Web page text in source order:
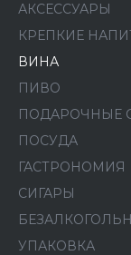
АКСЕССУАРЫ
КРЕПКИЕ
ВИНА
ПИВО
ПОДАРОЧНЫЕ
ПОСУДА
ГАСТРОНОМИЯ
СИГАРЫ
УПАКОВКА